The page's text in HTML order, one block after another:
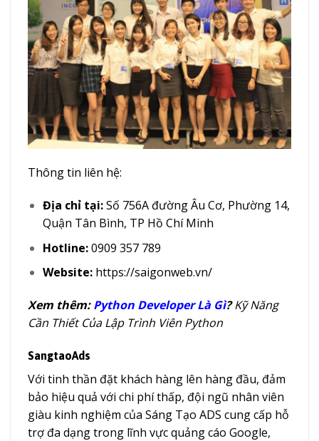
Thông tin liên hệ:
Địa chỉ tại:Số 756A đường Âu Cơ, Phường 14​,
Quận Tân Bình, TP Hồ Chí Minh
Hotline:0909 357 789
Website:https://saigonweb.vn/
Xem thêm:Python Developer Là Gì?Kỹ Năng
Cần Thiết Của Lập Trình Viên Python
SangtaoAds
Với tinh thần đặt khách hàng lên hàng đầu, đảm
bảo hiệu quả với chi phí thấp, đội ngũ nhân viên
giàu kinh nghiệm của Sáng Tạo ADS cung cấp hỗ
trợ đa dạng trong lĩnh vực quảng cáo Google,